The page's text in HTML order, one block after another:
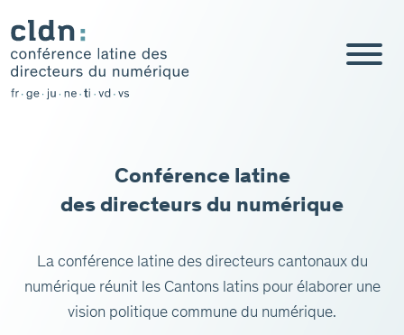
au
contenu
Conférence latine
des directeurs du numérique
La conférence latine des directeurs cantonaux du
numérique réunit les Cantons latins pour élaborer une
vision politique commune du numérique.